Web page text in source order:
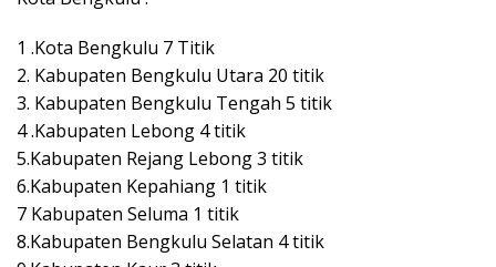
1 .Kota Bengkulu 7 Titik
2. Kabupaten Bengkulu Utara 20 titik
3. Kabupaten Bengkulu Tengah 5 titik
4 .Kabupaten Lebong 4 titik
5.Kabupaten Rejang Lebong 3 titik
6.Kabupaten Kepahiang 1 titik
7 Kabupaten Seluma 1 titik
8.Kabupaten Bengkulu Selatan 4 titik